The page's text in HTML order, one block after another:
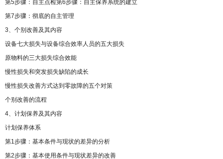
第5步骤：自主点检第6步骤：自主保养系统的建立
第7步骤：彻底的自主管理
3、个别改善及其内容
设备七大损失与设备综合效率人员的五大损失
原物料的三大损失综合效能
慢性损失和突发损失缺陷的成长
慢性损失改善方式达到零故障的五个对策
个别改善的流程
4、计划保养及其内容
计划保养体系
第1步骤：基本条件与现状的差异的分析
第2步骤：基本使用条件与现状差异的改善